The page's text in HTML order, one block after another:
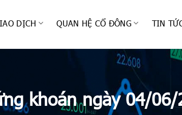
DỊCH QUAN HỆ CỔ ĐÔNG TIN
khoán ngày 04/06/